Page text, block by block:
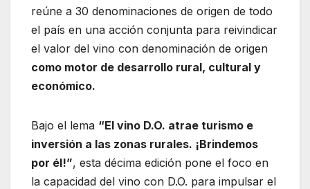
reúne a 30 denominaciones de origen de todo
el país en una acción conjunta para reivindicar
el valor del vino con denominación de origen
como motor de desarrollo rural, cultural y
económico.
Bajo el lema “El vino D.O. atrae turismo e
inversión a las zonas rurales. ¡Brindemos
por él!”, esta décima edición pone el foco en
la capacidad del vino con D.O. para impulsar el